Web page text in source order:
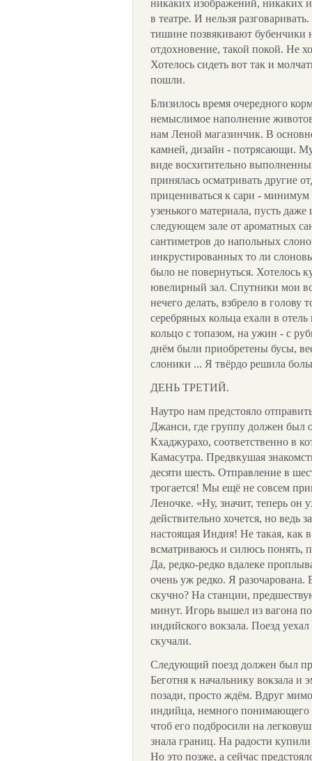
никаких изображений, никаких
в театре. И нельзя
тишине позвякивают бубенчики
отдохновение, такой покой. Не
Хотелось сидеть вот так и
пошли.
Близилось время очередного
немыслимое наполнение
нам Леной магазинчик. В
камней, дизайн - потрясающи.
виде восхитительно
принялась осматривать другие
прицениваться к сари -
узенького материала, пусть
следующем зале от ароматных
сантиметров до напольных
инкрустированных то ли
было не повернуться. Хотелось
ювелирный зал. Спутники мои
нечего делать, взбрело в голову
серебряных кольца ехали в
кольцо с топазом, на ужин - с
днём были приобретены бусы,
слоники ... Я твёрдо решила
ДЕНЬ ТРЕТИЙ.
Наутро нам предстояло
Джанси, где группу должен был
Кхаджурахо, соответственно в
Камасутра. Предвкушая
десяти шесть. Отправление в
трогается! Мы ещё не совсем
Леночке. «Ну, значит, теперь он
действительно хочется, но
настоящая Индия! Не такая, как
всматриваюсь и силюсь понять,
Да, редко-редко вдалеке
очень уж редко. Я
скучно? На станции,
минут. Игорь вышел из вагона
индийского вокзала. Поезд
скучали.
Следующий поезд должен был
Беготня к начальнику вокзала
позади, просто ждём. Вдруг
индийца, немного понимающего
чтоб его подбросили на
знала границ. На радости
Но это позже, а сейчас